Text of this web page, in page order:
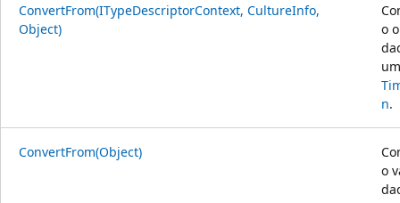
ConvertFrom(ITypeDescriptorContext, CultureInfo,
Object)
o
um
n.
ConvertFrom(Object)
o